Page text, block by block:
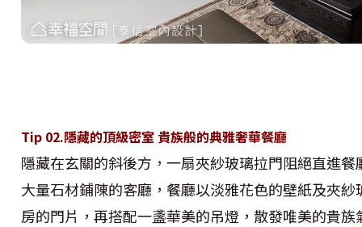
Tip 02.隱藏的頂級密室 貴族般的典雅奢華餐廳
隱藏在玄關的斜後方，一扇夾紗玻璃拉門阻絕直進
大量石材鋪陳的客廳，餐廳以淡雅花色的壁紙及夾
房的門片，再搭配一盞華美的吊燈，散發唯美的貴